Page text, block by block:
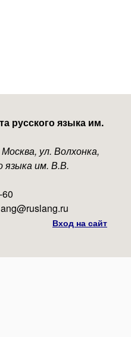
русского языка им.
ул. Волхонка,
языка им. В.В.
Вход на сайт